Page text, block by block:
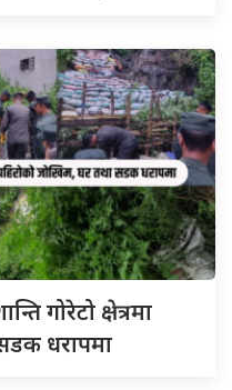
गोरेटो क्षेत्रमा
धरापमा